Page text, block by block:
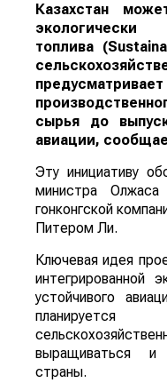
Казахстан
экологически
топлива
сырья до
авиации,
Эту инициативу
министра
гонконгской
Питером Ли.
Ключевая идея
интегрированной
устойчивого
выращиваться и
страны.